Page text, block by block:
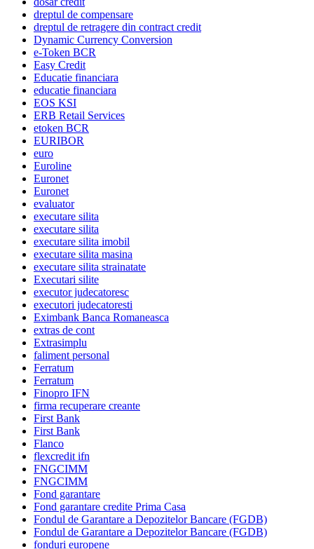
dreptul de compensare
dreptul de retragere din contract credit
Dynamic Currency Conversion
e-Token BCR
Easy Credit
Educatie financiara
educatie financiara
EOS KSI
ERB Retail Services
etoken BCR
EURIBOR
euro
Euroline
Euronet
Euronet
evaluator
executare silita
executare silita
executare silita imobil
executare silita masina
executare silita strainatate
Executari silite
executor judecatoresc
executori judecatoresti
Eximbank Banca Romaneasca
extras de cont
Extrasimplu
faliment personal
Ferratum
Ferratum
Finopro IFN
firma recuperare creante
First Bank
First Bank
Flanco
flexcredit ifn
FNGCIMM
FNGCIMM
Fond garantare
Fond garantare credite Prima Casa
Fondul de Garantare a Depozitelor Bancare (FGDB)
Fondul de Garantare a Depozitelor Bancare (FGDB)
fonduri europene